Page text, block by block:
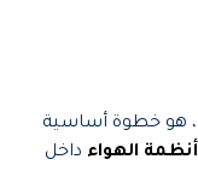
، هو خطوة أساسية
أنظمة الهواء داخل